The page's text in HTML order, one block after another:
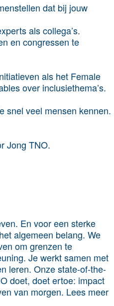
dat bij jouw
als collega’s.
en congressen te
als het Female
over inclusiethema’s.
snel veel mensen kennen.
Jong TNO.
En voor een sterke
algemeen belang. We
om grenzen te
Je werkt samen met
leren. Onze state-of-the-
doet, doet ertoe: impact
van morgen. Lees meer